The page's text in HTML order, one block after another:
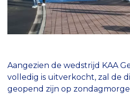
Aangezien de wedstrijd KAA
volledig is uitverkocht, zal de
geopend zijn op